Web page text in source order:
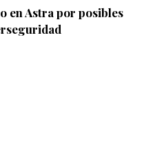
en Astra por posibles